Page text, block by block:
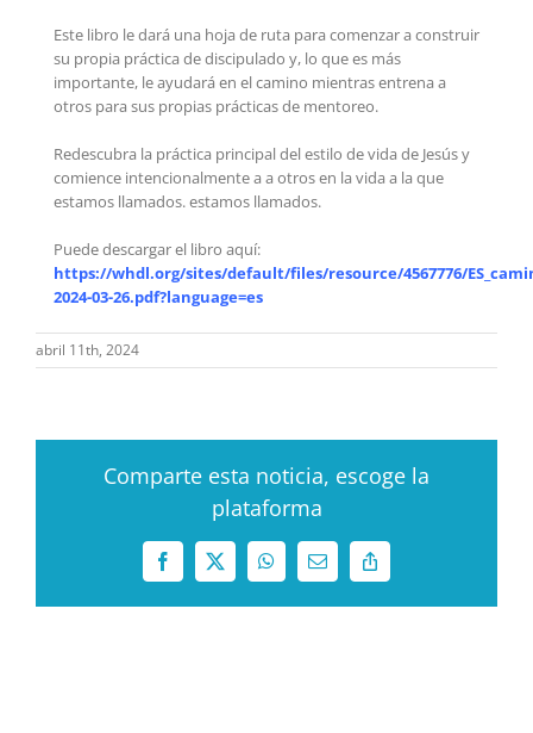
Este libro le dará una hoja de ruta para comenzar a construir
su propia práctica de discipulado y, lo que es más
importante, le ayudará en el camino mientras entrena a
otros para sus propias prácticas de mentoreo.
Redescubra la práctica principal del estilo de vida de Jesús y
comience intencionalmente a a otros en la vida a la que
estamos llamados. estamos llamados.
Puede descargar el libro aquí:
https://whdl.org/sites/default/files/resource/4567776/
2024-03-26.pdf?language=es
abril 11th, 2024
Comparte esta noticia, escoge la
plataforma
Facebook
X WhatsAppCorreo
electrónico
Copy
Link